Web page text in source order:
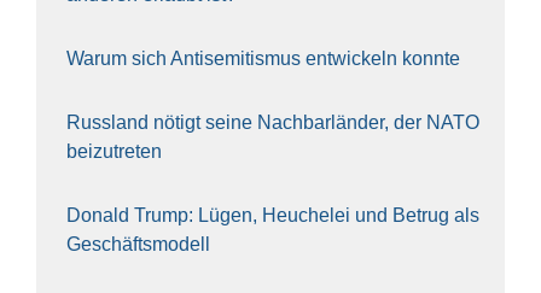
War­um sich Anti­se­mi­tis­mus ent­wi­ckeln konn­te
Russ­land nötigt sei­ne Nach­bar­län­der, der NATO
bei­zu­tre­ten
Donald Trump: Lügen, Heu­che­lei und Betrug als
Geschäfts­mo­dell